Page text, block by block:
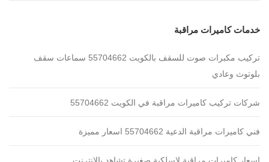
خدمات كاميرات مراقبة
تركيب مكبرات صوت للسقف بالكويت 55704662 سماعات سقف
بلوتوث وعادي
شركات تركيب كاميرات مراقبة في الكويت 55704662
فني كاميرات مراقبة الدعية 55704662 اسعار مميزة